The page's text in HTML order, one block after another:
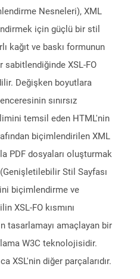
Nesneleri), XML
için güçlü bir stil
kağıt ve baskı formunun
sabitlendiğinde XSL-FO
Değişken boyutlara
sınırsız
temsil eden HTML'nin
biçimlendirilen XML
PDF dosyaları oluşturmak
Stil Sayfası
biçimlendirme ve
XSL-FO kısmını
tasarlamayı amaçlayan bir
W3C teknolojisidir.
XSL'nin diğer parçalarıdır.